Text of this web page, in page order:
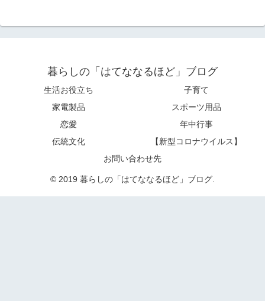
暮らしの「はてななるほど」ブログ
生活お役立ち
子育て
家電製品
スポーツ用品
恋愛
年中行事
伝統文化
【新型コロナウイルス】
お問い合わせ先
© 2019 暮らしの「はてななるほど」ブログ.